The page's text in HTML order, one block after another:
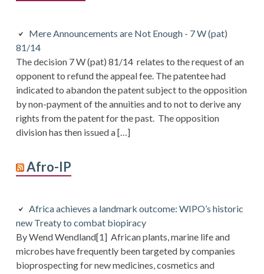
Mere Announcements are Not Enough - 7 W (pat)
81/14
The decision 7 W (pat) 81/14 relates to the request of an
opponent to refund the appeal fee. The patentee had
indicated to abandon the patent subject to the opposition
by non-payment of the annuities and to not to derive any
rights from the patent for the past. The opposition
division has then issued a […]
Afro-IP
Africa achieves a landmark outcome: WIPO’s historic
new Treaty to combat biopiracy
By Wend Wendland[1] African plants, marine life and
microbes have frequently been targeted by companies
bioprospecting for new medicines, cosmetics and